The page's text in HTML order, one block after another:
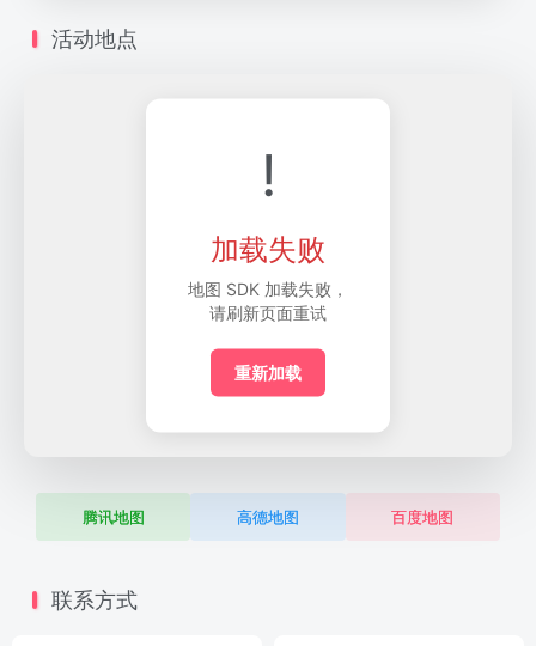
活动地点
!
加载失败
地图 SDK 加载失败，
请刷新页面重试
重新加载
腾讯地图 高德地图 百度地图
联系方式